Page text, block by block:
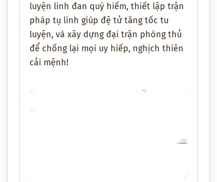
luyện linh đan quý hiếm, thiết lập trận
pháp tụ linh giúp đệ tử tăng tốc tu
luyện, và xây dựng đại trận phòng thủ
để chống lại mọi uy hiếp, nghịch thiên
cải mệnh!